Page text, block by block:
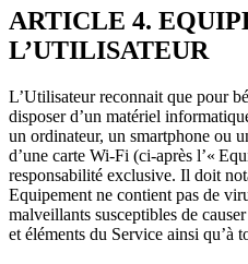
ARTICLE 4.
L’UTILISATEUR
L’Utilisateur reconnait que pour
disposer d’un matériel
un ordinateur, un smartphone ou
d’une carte Wi-Fi (ci-après l’«
responsabilité exclusive. Il doit
Equipement ne contient pas de
malveillants susceptibles de
et éléments du Service ainsi qu’à